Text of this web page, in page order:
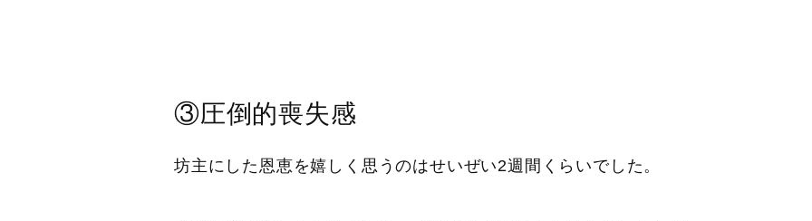
③圧倒的喪失感
坊主にした恩恵を嬉しく思うのはせいぜい2週間くらいでした。